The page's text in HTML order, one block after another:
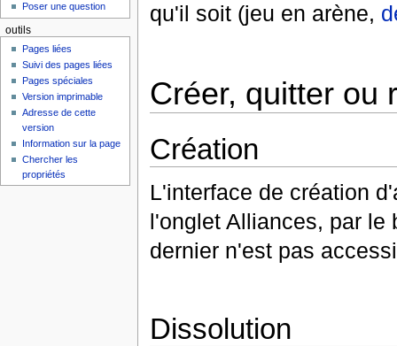
qu'il soit (jeu en arène,
Créer, quitter ou
Création
L'interface de création
l'onglet Alliances, par le
dernier n'est pas
Dissolution
Poser une question
outils
Pages liées
Suivi des pages liées
Pages spéciales
Version imprimable
Adresse de cette
version
Information sur la page
Chercher les
propriétés